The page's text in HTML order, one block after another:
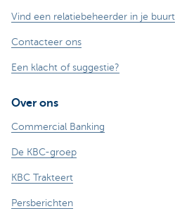
Vind een relatiebeheerder in je buurt
Contacteer ons
Een klacht of suggestie?
Over ons
Commercial Banking
De KBC-groep
KBC Trakteert
Persberichten